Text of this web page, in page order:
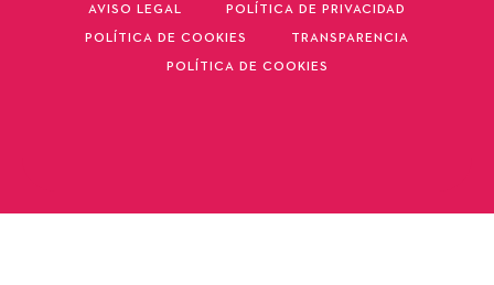
AVISO LEGAL POLÍTICA DE PRIVACIDAD
POLÍTICA DE COOKIES TRANSPARENCIA
POLÍTICA DE COOKIES